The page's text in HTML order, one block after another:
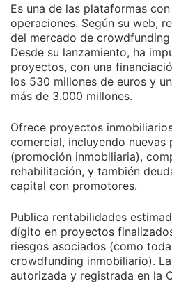
Es una de las plataformas
operaciones. Según su web,
del mercado de
Desde su lanzamiento, ha
proyectos, con una
los 530 millones de euros y
más de 3.000 millones.
Ofrece proyectos
comercial, incluyendo nuevas
(promoción inmobiliaria),
rehabilitación, y también
capital con promotores.
Publica rentabilidades
dígito en proyectos
riesgos asociados (como
crowdfunding inmobiliario).
autorizada y registrada en la